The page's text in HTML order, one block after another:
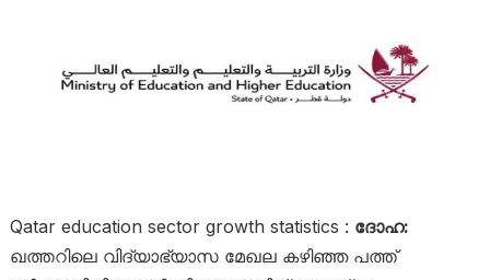
Qatar education sector growth statistics : ദോഹ:
ഖത്തറിലെ വിദ്യാഭ്യാസ മേഖല കഴിഞ്ഞ പത്ത്